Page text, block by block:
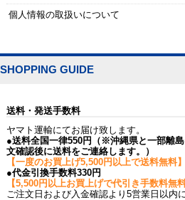
個人情報の取扱いについて
SHOPPING GUIDE
送料・発送手数料
ヤマト運輸にてお届け致します。
●送料全国一律550円（※沖縄県と一部離
文確認後に送料をご連絡します。）
【一度のお買上げ5,500円以上で送料無料】
●代金引換手数料330円
【5,500円以上お買上げで代引き手数料無料
ご注文日および入金確認より5営業日以内